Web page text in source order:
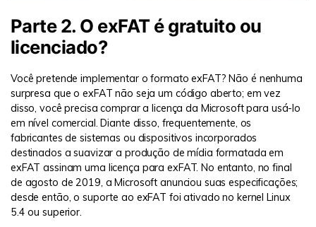
Parte 2. O exFAT é gratuito ou
licenciado?
Você pretende implementar o formato exFAT? Não é nenhuma
surpresa que o exFAT não seja um código aberto; em vez
disso, você precisa comprar a licença da Microsoft para usá-lo
em nível comercial. Diante disso, frequentemente, os
fabricantes de sistemas ou dispositivos incorporados
destinados a suavizar a produção de mídia formatada em
exFAT assinam uma licença para exFAT. No entanto, no final
de agosto de 2019, a Microsoft anunciou suas especificações;
desde então, o suporte ao exFAT foi ativado no kernel Linux
5.4 ou superior.